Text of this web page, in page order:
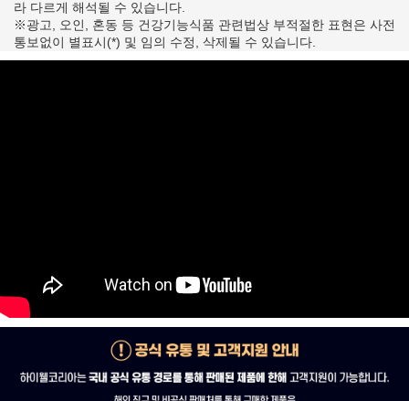
라 다르게 해석될 수 있습니다.
※광고, 오인, 혼동 등 건강기능식품 관련법상 부적절한 표현은 사전
통보없이 별표시(*) 및 임의 수정, 삭제될 수 있습니다.